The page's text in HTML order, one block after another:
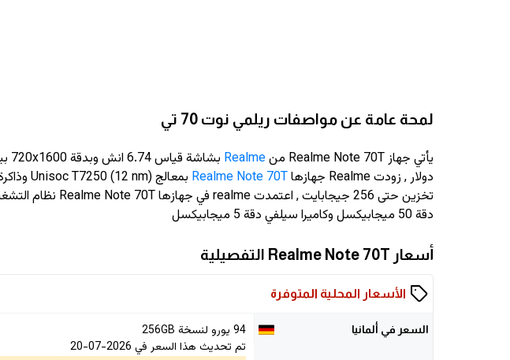
لمحة عامة عن مواصفات ريلمي نوت 70 تي
يأتي جهاز Realme Note 70T من Realme بشاشة قياس 6.74 انش وبدقة 720x1600
دولار, زودت Realme جهازها Realme Note 70T
دقة 50 ميجابيكسل وكاميرا سيلفي دقة 5 ميجابيكسل
أسعار Realme Note 70T التفصيلية
الأسعار المحلية المتوفرة
السعر في ألمانيا
94 يورو لنسخة 256GB
تم تحديث هذا السعر في 2026-07-20